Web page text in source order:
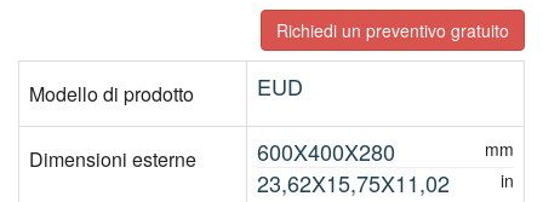
Richiedi un preventivo gratuito
Modello di prodotto EUD
Dimensioni esterne 600X400X280 mm
23,62X15,75X11,02 in